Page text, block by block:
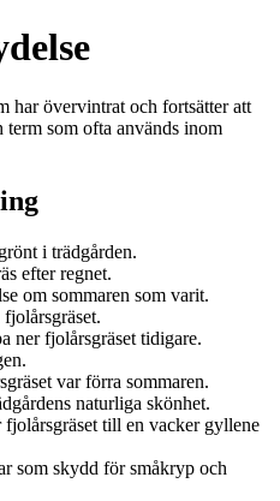
har övervintrat och fortsätter att
som ofta används inom
i trädgården.
efter regnet.
om sommaren som varit.
ner fjolårsgräset tidigare.
var förra sommaren.
naturliga skönhet.
till en vacker gyllene
som skydd för småkryp och